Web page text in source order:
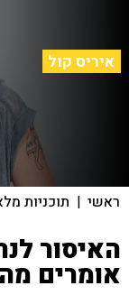
איריס קול
ראשי | תוכניות
האיסור
אומרים